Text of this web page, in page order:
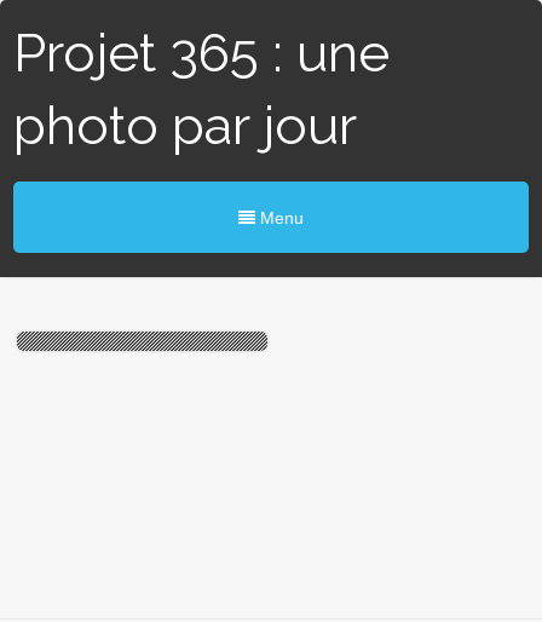
Projet 365 : une
photo par jour
Menu